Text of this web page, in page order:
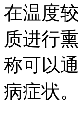
在温度
质进行
称可以
病症状。